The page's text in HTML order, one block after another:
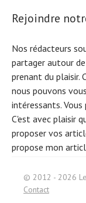
Rejoindre
Nos rédacteurs
partager autour
prenant du plaisir.
nous pouvons
intéressants.
C'est avec plaisir
proposer vos
propose mon
© 2012 - 2026
Contact
Search
for: